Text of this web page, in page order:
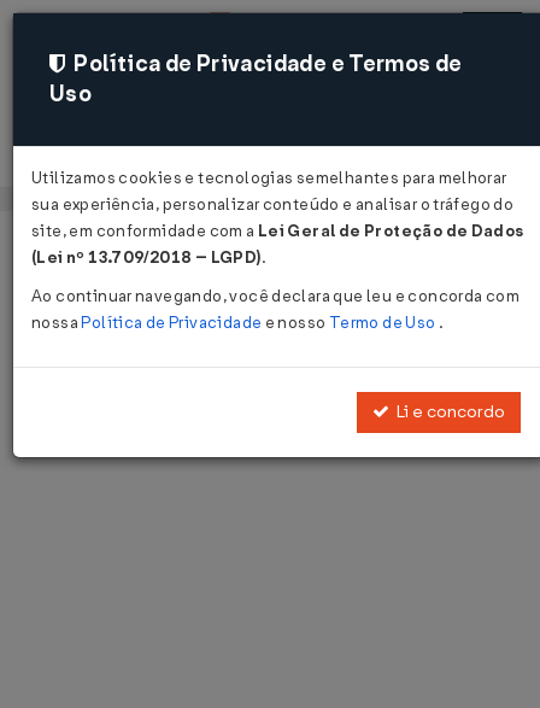
Acessar
Página Inicial Notícias
Notícias
Disponibilizamos as últimas notícias e destaques publicadas pelo
Política de Privacidade e Termos de
Uso
Utilizamos cookies e tecnologias semelhantes para melhorar
sua experiência, personalizar conteúdo e analisar o tráfego do
site, em conformidade com a Lei Geral de Proteção de Dados
(Lei nº 13.709/2018 – LGPD).
Ao continuar navegando, você declara que leu e concorda com
nossaPolítica de Privacidade e nosso Termo de Uso .
Li e concordo